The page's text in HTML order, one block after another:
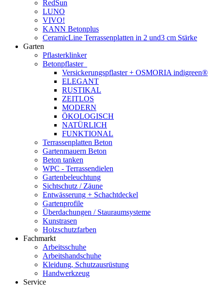
RedSun
LUNO
VIVO!
KANN Betonplus
CeramicLine Terrassenplatten in 2 und3 cm Stärke
Garten
Pflasterklinker
Betonpflaster
Versickerungspflaster + OSMORIA indigreen®
ELEGANT
RUSTIKAL
ZEITLOS
MODERN
ÖKOLOGISCH
NATÜRLICH
FUNKTIONAL
Terrassenplatten Beton
Gartenmauern Beton
Beton tanken
WPC - Terrassendielen
Gartenbeleuchtung
Sichtschutz / Zäune
Entwässerung + Schachtdeckel
Gartenprofile
Überdachungen / Stauraumsysteme
Kunstrasen
Holzschutzfarben
Fachmarkt
Arbeitsschuhe
Arbeitshandschuhe
Kleidung, Schutzausrüstung
Handwerkzeug
Service